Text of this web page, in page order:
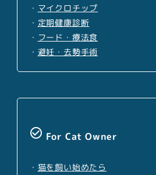
・ マイクロチップ
・ 定期健康診断
・ フード・療法食
・ 避妊・去勢手術
check_circle_outline For Cat Owner
・ 猫を飼い始めたら